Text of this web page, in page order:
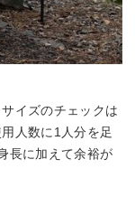
イズのチェックは
人数に1人分を足
長に加えて余裕が